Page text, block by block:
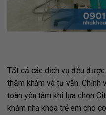
Tất cả các dịch vụ đều
thăm khám và tư vấn. Chính
toàn yên tâm khi lựa chọn
khám nha khoa trẻ em cho